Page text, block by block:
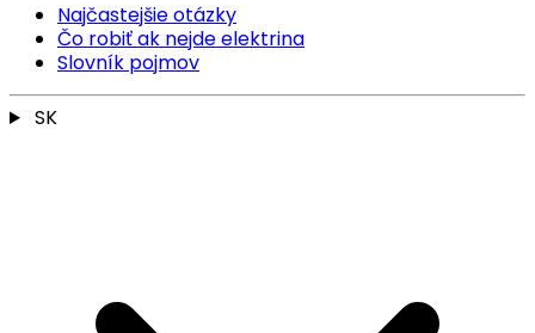
Najčastejšie otázky
Čo robiť ak nejde elektrina
Slovník pojmov
SK